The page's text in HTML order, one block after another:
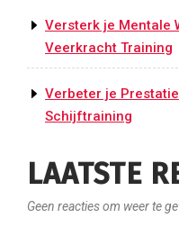
Versterk je Mentale
Veerkracht Training
Verbeter je
Schijftraining
LAATSTE
Geen reacties om weer te